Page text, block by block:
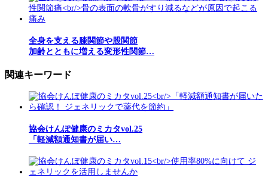
全身を支える膝関節や股関節
加齢とともに増える変形性関節…
関連キーワード
協会けんぽ健康のミカタvol.25
「軽減額通知書が届い…